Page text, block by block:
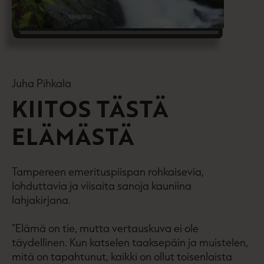
Juha Pihkala
KIITOS TÄSTÄ
ELÄMÄSTÄ
Tampereen emerituspiispan rohkaisevia,
lohduttavia ja viisaita sanoja kauniina
lahjakirjana.
”Elämä on tie, mutta vertauskuva ei ole
täydellinen. Kun katselen taaksepäin ja muistelen,
mitä on tapahtunut, kaikki on ollut toisenlaista